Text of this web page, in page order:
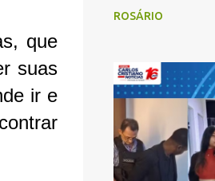
que
suas
ir e
ROSÁRIO